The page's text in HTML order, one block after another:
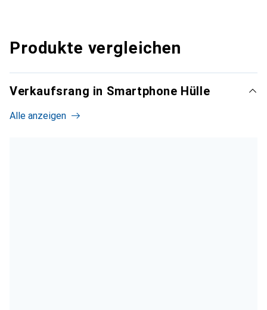
Produkte vergleichen
Verkaufsrang in Smartphone Hülle
Alle anzeigen